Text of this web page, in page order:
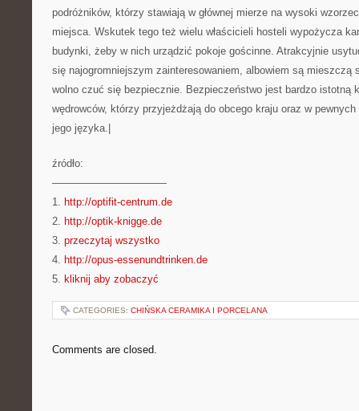
podróżników, którzy stawiają w głównej mierze na wysoki
miejsca. Wskutek tego też wielu właścicieli hosteli wypożycza
budynki, żeby w nich urządzić pokoje gościnne. Atrakcyjnie
się najogromniejszym zainteresowaniem, albowiem są mieszczą
wolno czuć się bezpiecznie. Bezpieczeństwo jest bardzo istotną
wędrowców, którzy przyjeżdżają do obcego kraju oraz w
jego języka.|
źródło:
———————————
1. http://optifit-centrum.de
2. http://optik-knigge.de
3. przeczytaj wszystko
4. http://opus-essenundtrinken.de
5. kliknij aby zobaczyć
CATEGORIES: CHIŃSKA CERAMIKA I PORCELANA
Comments are closed.